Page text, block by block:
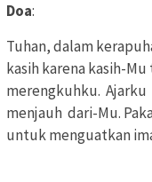
Doa:
Tuhan, dalam
kasih karena kasih-
merengkuhku.
menjauh dari-Mu.
untuk menguatkan